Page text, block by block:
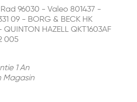
96030 - Valeo 801437 -
09 - BORG & BECK HK
HAZELL QKT1603AF
005
1 An
Magasin